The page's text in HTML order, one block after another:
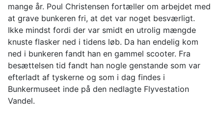
mange år. Poul Christensen fortæller om arbejdet med
at grave bunkeren fri, at det var noget besværligt.
Ikke mindst fordi der var smidt en utrolig mængde
knuste flasker ned i tidens løb. Da han endelig kom
ned i bunkeren fandt han en gammel scooter. Fra
besættelsen tid fandt han nogle genstande som var
efterladt af tyskerne og som i dag findes i
Bunkermuseet inde på den nedlagte Flyvestation
Vandel.